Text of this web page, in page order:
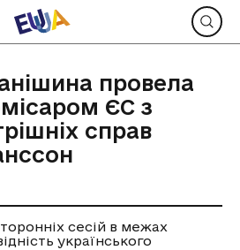
провела
ЄС з
справ
сесій в межах
українського